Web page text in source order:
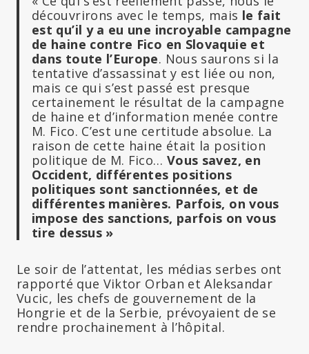
découvrirons avec le temps, mais le fait
est qu’il y a eu une incroyable campagne
de haine contre Fico en Slovaquie et
dans toute l’Europe. Nous saurons si la
tentative d’assassinat y est liée ou non,
mais ce qui s’est passé est presque
certainement le résultat de la campagne
de haine et d’information menée contre
M. Fico. C’est une certitude absolue. La
raison de cette haine était la position
politique de M. Fico… Vous savez, en
Occident, différentes positions
politiques sont sanctionnées, et de
différentes manières. Parfois, on vous
impose des sanctions, parfois on vous
tire dessus »
Le soir de l’attentat, les médias serbes ont
rapporté que Viktor Orban et Aleksandar
Vucic, les chefs de gouvernement de la
Hongrie et de la Serbie, prévoyaient de se
rendre prochainement à l’hôpital.